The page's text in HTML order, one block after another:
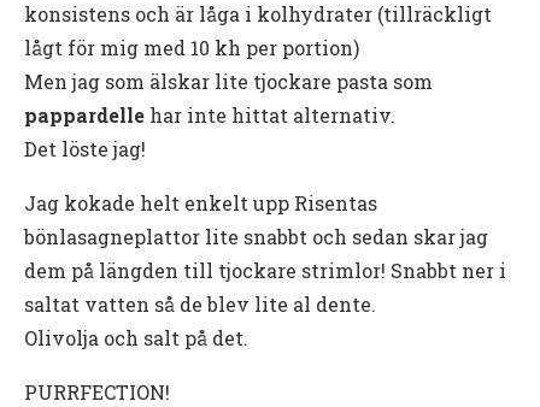
konsistens och är låga i kolhydrater (tillräckligt
lågt för mig med 10 kh per portion)
Men jag som älskar lite tjockare pasta som
pappardelle har inte hittat alternativ.
Det löste jag!
Jag kokade helt enkelt upp Risentas
bönlasagneplattor lite snabbt och sedan skar jag
dem på längden till tjockare strimlor! Snabbt ner i
saltat vatten så de blev lite al dente.
Olivolja och salt på det.
PURRFECTION!